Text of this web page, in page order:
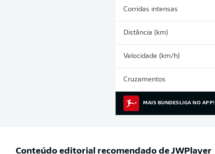
Corridas intensas
Distância (km)
Velocidade (km/h)
Cruzamentos
MAIS BUNDESLIGA NO APP!
Conteúdo editorial recomendado deJWPlayer